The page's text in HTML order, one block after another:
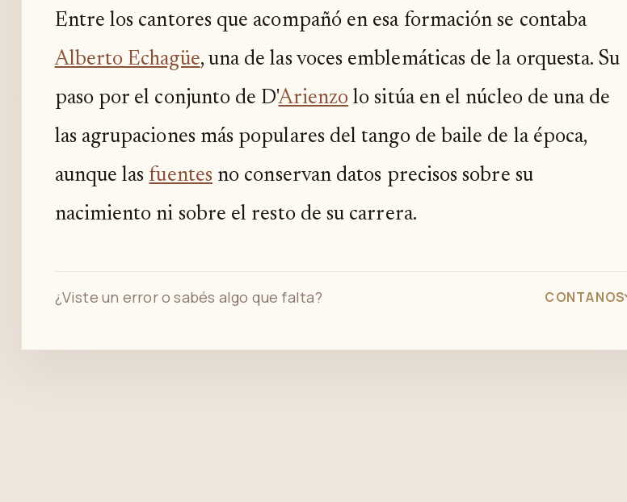
Entre los cantores que acompañó en esa formación se contaba
Alberto Echagüe, una de las voces emblemáticas de la orquesta. Su
paso por el conjunto de D'Arienzo lo sitúa en el núcleo de una de
las agrupaciones más populares del tango de baile de la época,
aunque las fuentesno conservan datos precisos sobre su
nacimiento ni sobre el resto de su carrera.
¿Viste un error o sabés algo que falta? CONTANOS